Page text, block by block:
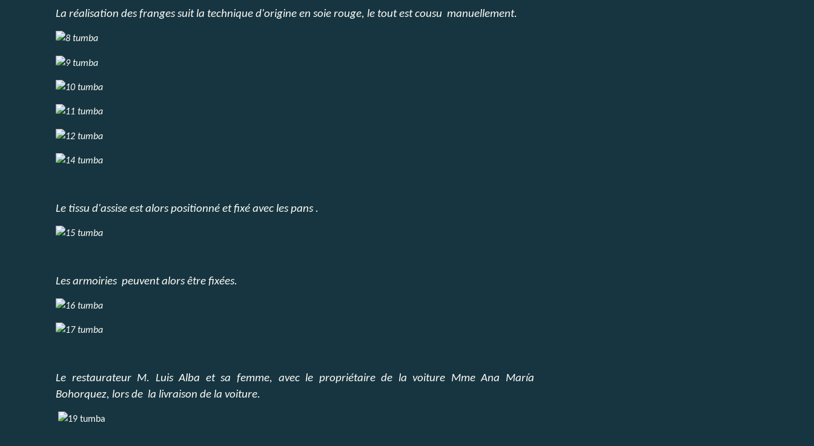
La réalisation des franges suit la technique d'origine en soie rouge, le tout est cousu manuellement.
Le tissu d'assise est alors positionné et fixé avec les pans .
Les armoiries peuvent alors être fixées.
Le restaurateur M. Luis Alba et sa femme, avec le propriétaire de la voiture Mme Ana María
Bohorquez, lors de la livraison de la voiture.